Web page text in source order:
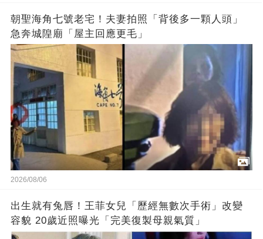
朝聖海角七號老宅！夫妻拍照「背後多一顆人頭」
急奔城隍廟「屋主回應更毛」
2026/08/06
出生就有兔唇！王菲女兒「歷經無數次手術」改變
容貌 20歲近照曝光「完美復製母親氣質」